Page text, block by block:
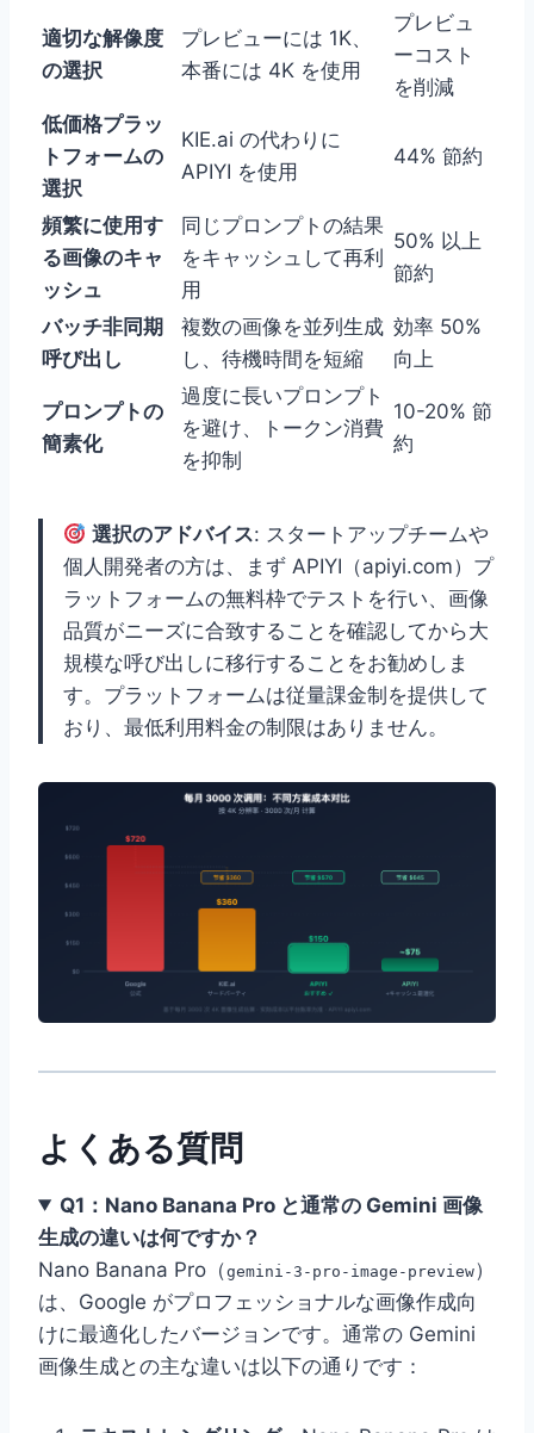
適切な解像度
の選択
プレビューには 1K、
本番には 4K を使用
プレビュ
ーコスト
を削減
低価格プラッ
トフォームの
選択
KIE.ai の代わりに
APIYI を使用
44% 節約
頻繁に使用す
る画像のキャ
ッシュ
同じプロンプトの結果
をキャッシュして再利
用
50% 以上
節約
バッチ非同期
呼び出し
複数の画像を並列生成
し、待機時間を短縮
効率 50%
向上
プロンプトの
簡素化
過度に長いプロンプト
を避け、トークン消費
を抑制
10-20% 節
約
選択のアドバイス: スタートアップチームや
個人開発者の方は、まず APIYI（apiyi.com）プ
ラットフォームの無料枠でテストを行い、画像
品質がニーズに合致することを確認してから大
規模な呼び出しに移行することをお勧めしま
す。プラットフォームは従量課金制を提供して
おり、最低利用料金の制限はありません。
よくある質問
Q1：Nano Banana Pro と通常の Gemini 画像
生成の違いは何ですか？
Nano Banana Pro（gemini-3-pro-image-preview）
は、Google がプロフェッショナルな画像作成向
けに最適化したバージョンです。通常の Gemini
画像生成との主な違いは以下の通りです：